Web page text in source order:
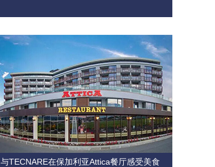
与TECNARE在保加利亚Attica餐厅感受美食